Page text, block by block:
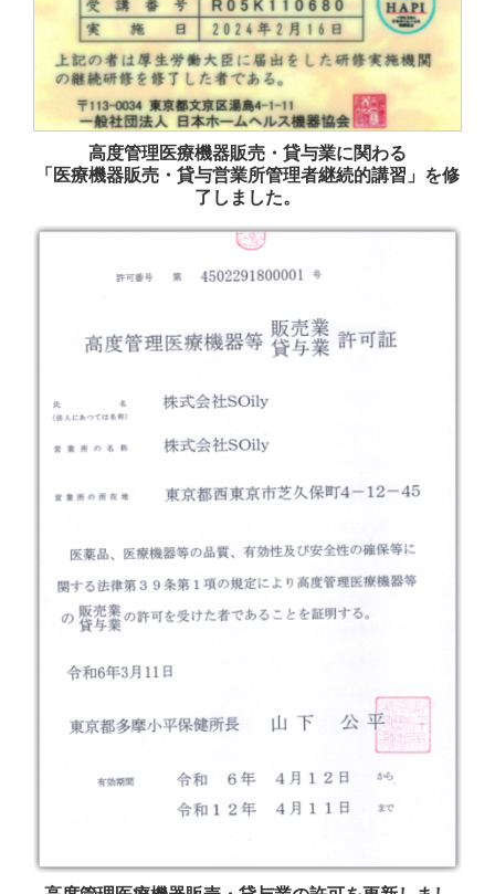
高度管理医療機器販売・貸与業に関わる
「医療機器販売・貸与営業所管理者継続的講習」を修
了しました。